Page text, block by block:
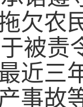
欠农
被责
近三
事故